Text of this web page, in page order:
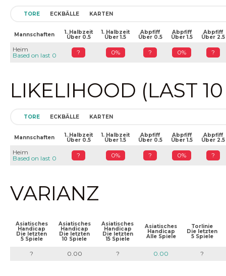
TORE ECKBÄLLE KARTEN
Mannschaften 1. Halbzeit
Über 0.5
1. Halbzeit
Über 1.5
Abpfiff
Über 0.5
Abpfiff
Über 1.5
Abpfiff
Über 2.5
Heim
Based on last 0
? 0% ? 0% ?
LIKELIHOOD (LAST
TORE ECKBÄLLE KARTEN
Mannschaften 1. Halbzeit
Über 0.5
1. Halbzeit
Über 1.5
Abpfiff
Über 0.5
Abpfiff
Über 1.5
Abpfiff
Über 2.5
Heim
Based on last 0
? 0% ? 0% ?
VARIANZ
Asiatisches
Handicap
Die letzten
5 Spiele
Asiatisches
Handicap
Die letzten
10 Spiele
Asiatisches
Handicap
Die letzten
15 Spiele
Asiatisches
Handicap
Alle Spiele
Torlinie
Die letzten
5 Spiele
? 0.00 ? 0.00 ?